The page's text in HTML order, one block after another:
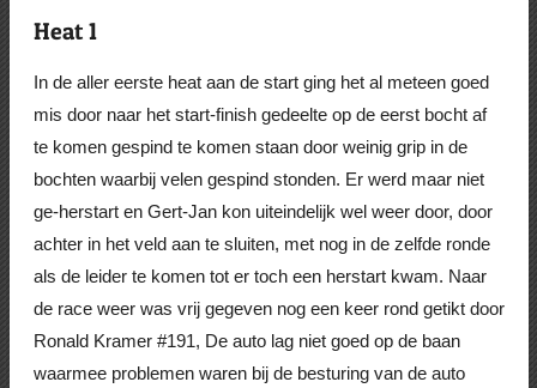
Heat 1
In de aller eerste heat aan de start ging het al meteen goed
mis door naar het start-finish gedeelte op de eerst bocht af
te komen gespind te komen staan door weinig grip in de
bochten waarbij velen gespind stonden. Er werd maar niet
ge-herstart en Gert-Jan kon uiteindelijk wel weer door, door
achter in het veld aan te sluiten, met nog in de zelfde ronde
als de leider te komen tot er toch een herstart kwam. Naar
de race weer was vrij gegeven nog een keer rond getikt door
Ronald Kramer #191, De auto lag niet goed op de baan
waarmee problemen waren bij de besturing van de auto